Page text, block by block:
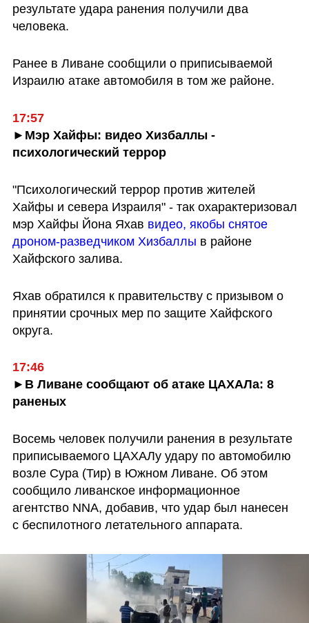
результате удара ранения получили два
человека.
Ранее в Ливане сообщили о приписываемой
Израилю атаке автомобиля в том же районе.
17:57
►Мэр Хайфы: видео Хизбаллы -
психологический террор
"Психологический террор против жителей
Хайфы и севера Израиля" - так охарактеризовал
мэр Хайфы Йона Яхав видео, якобы снятое
дроном-разведчиком Хизбаллы в районе
Хайфского залива.
Яхав обратился к правительству с призывом о
принятии срочных мер по защите Хайфского
округа.
17:46
►В Ливане сообщают об атаке ЦАХАЛа: 8
раненых
Восемь человек получили ранения в результате
приписываемого ЦАХАЛу удару по автомобилю
возле Сура (Тир) в Южном Ливане. Об этом
сообщило ливанское информационное
агентство NNA, добавив, что удар был нанесен
с беспилотного летательного аппарата.